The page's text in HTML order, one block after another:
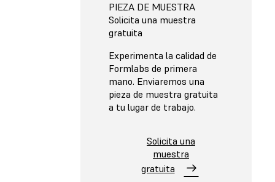
PIEZA DE MUESTRA
Solicita una muestra
gratuita
Experimenta la calidad de
Formlabs de primera
mano. Enviaremos una
pieza de muestra gratuita
a tu lugar de trabajo.
Solicita una
muestra
gratuita